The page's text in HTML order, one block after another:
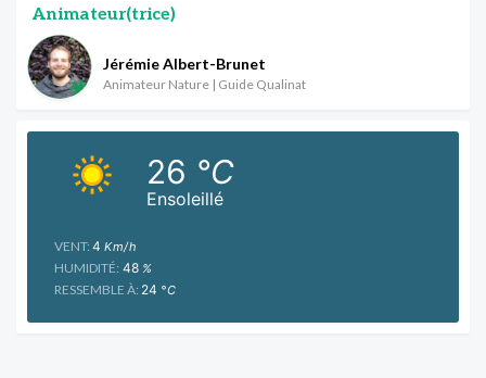
Animateur(trice)
Jérémie Albert-Brunet
Animateur Nature | Guide Qualinat
Ensoleillé
26 °C
VENT: 4 Km/h
HUMIDITÉ: 48 %
RESSEMBLE À: 24 °C